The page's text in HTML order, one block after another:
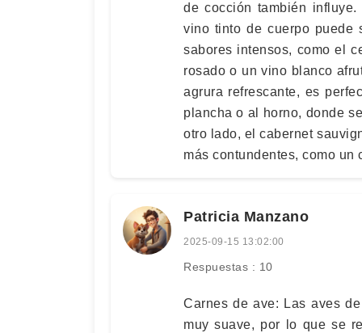
de cocción también
vino tinto de cuerpo puede
sabores intensos, como el
rosado o un vino blanco
agrura refrescante, es
plancha o al horno, donde
otro lado, el cabernet
más contundentes, como un
Patricia Manzano
2025-09-15 13:02:00
Respuestas : 10
Carnes de ave: Las aves
muy suave, por lo que se